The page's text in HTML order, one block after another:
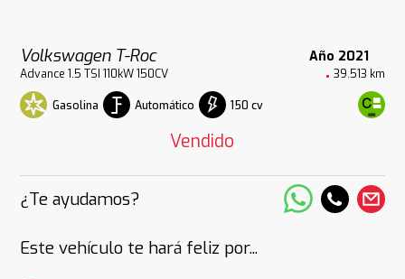
Volkswagen T-Roc Año 2021
Advance 1.5 TSI 110kW 150CV 39.513 km
Gasolina Automático 150 cv
Vendido
¿Te ayudamos?
Este vehículo te hará feliz por...